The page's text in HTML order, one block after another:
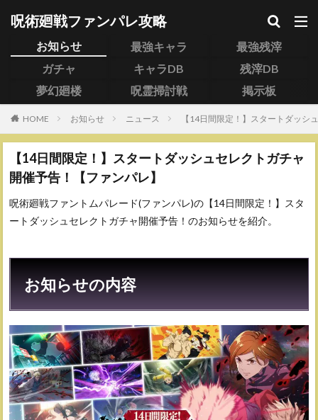
呪術廻戦ファンパレ攻略
お知らせ 最強キャラ
最強残滓
ガチャ
キャラDB
残滓DB
夢幻廻楼
呪霊掃討戦 掲示板
HOME お知らせ ニュース 【14日間限定！】スタートダッシ
【14日間限定！】スタートダッシュセレクトガチャ
開催予告！【ファンパレ】
呪術廻戦ファントムパレード(ファンパレ)の【14日間限定！】スタ
ートダッシュセレクトガチャ開催予告！のお知らせを紹介。
お知らせの内容